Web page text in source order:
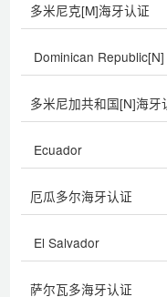
多米尼克[M]海牙认证
Dominican Republic[N]
多米尼加共和国[N]海牙
Ecuador
厄瓜多尔海牙认证
El Salvador
萨尔瓦多海牙认证